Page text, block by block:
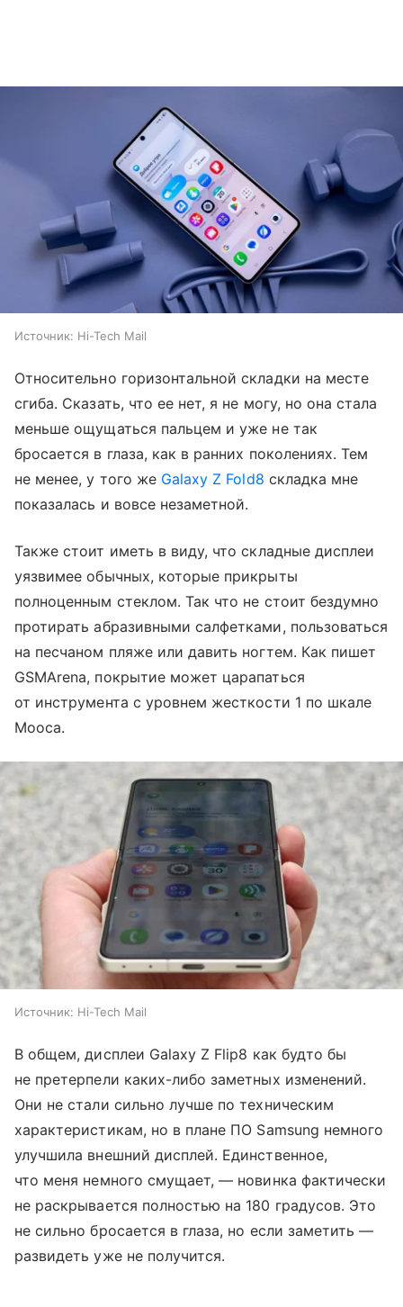
Источник: Hi-Tech Mail
Относительно горизонтальной складки на месте
сгиба. Сказать, что ее нет, я не могу, но она стала
меньше ощущаться пальцем и уже не так
бросается в глаза, как в ранних поколениях. Тем
не менее, у того же Galaxy Z Fold8 складка мне
показалась и вовсе незаметной.
Также стоит иметь в виду, что складные дисплеи
уязвимее обычных, которые прикрыты
полноценным стеклом. Так что не стоит бездумно
протирать абразивными салфетками, пользоваться
на песчаном пляже или давить ногтем. Как пишет
GSMArena, покрытие может царапаться
от инструмента с уровнем жесткости 1 по шкале
Мооса.
Источник: Hi-Tech Mail
В общем, дисплеи Galaxy Z Flip8 как будто бы
не претерпели каких-либо заметных изменений.
Они не стали сильно лучше по техническим
характеристикам, но в плане ПО Samsung немного
улучшила внешний дисплей. Единственное,
что меня немного смущает, — новинка фактически
не раскрывается полностью на 180 градусов. Это
не сильно бросается в глаза, но если заметить —
развидеть уже не получится.